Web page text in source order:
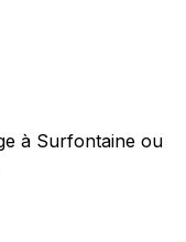
à Surfontaine ou